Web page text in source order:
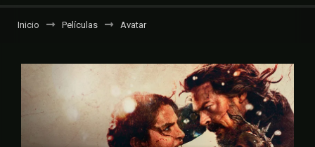
Inicio Películas Avatar